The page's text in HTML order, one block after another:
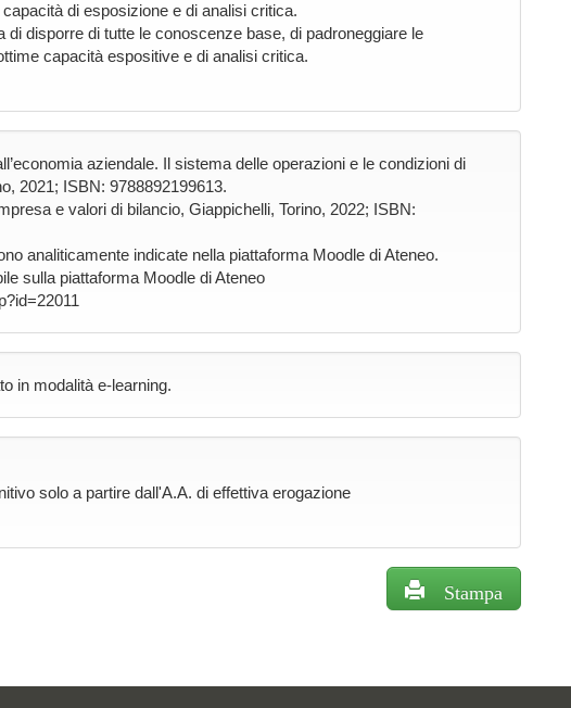
di esposizione e di analisi critica.
disporre di tutte le conoscenze base, di padroneggiare le
capacità espositive e di analisi critica.
aziendale. Il sistema delle operazioni e le condizioni di
2021; ISBN: 9788892199613.
e valori di bilancio, Giappichelli, Torino, 2022; ISBN:
analiticamente indicate nella piattaforma Moodle di Ateneo.
sulla piattaforma Moodle di Ateneo
in modalità e-learning.
solo a partire dall'A.A. di effettiva erogazione
Stampa